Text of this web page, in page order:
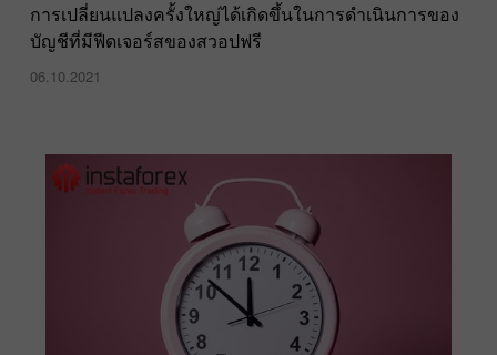
การเปลี่ยนแปลงครั้งใหญ่ได้เกิดขึ้นในการดำเนินการของ
บัญชีที่มีฟีดเจอร์สของสวอปฟรี
06.10.2021